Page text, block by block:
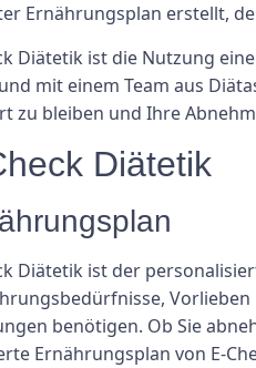
Ernährungsplan erstellt,
Diätetik ist die Nutzung
mit einem Team aus
zu bleiben und Ihre
Diätetik
Diätetik ist der
benötigen. Ob Sie
Ernährungsplan von E-